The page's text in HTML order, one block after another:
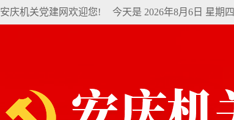
安庆机关党建网欢迎您! 今天是 2026年8月6日 星期四